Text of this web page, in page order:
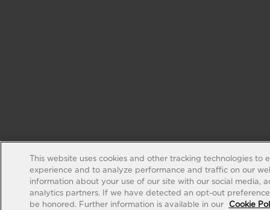
This website uses cookies and other tracking technologies to
experience and to analyze performance and traffic on our
information about your use of our site with our social media,
analytics partners. If we have detected an opt-out
be honored. Further information is available in our
Cookie